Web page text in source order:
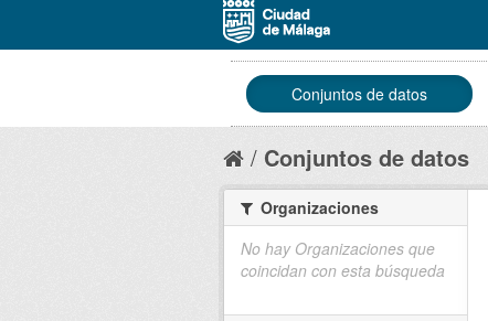
Conjuntos de datos
Conjuntos de datos
Organizaciones
No hay Organizaciones que
coincidan con esta búsqueda